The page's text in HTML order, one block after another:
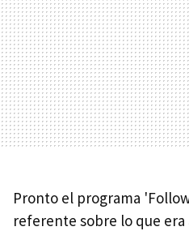
Pronto el programa
referente sobre lo que